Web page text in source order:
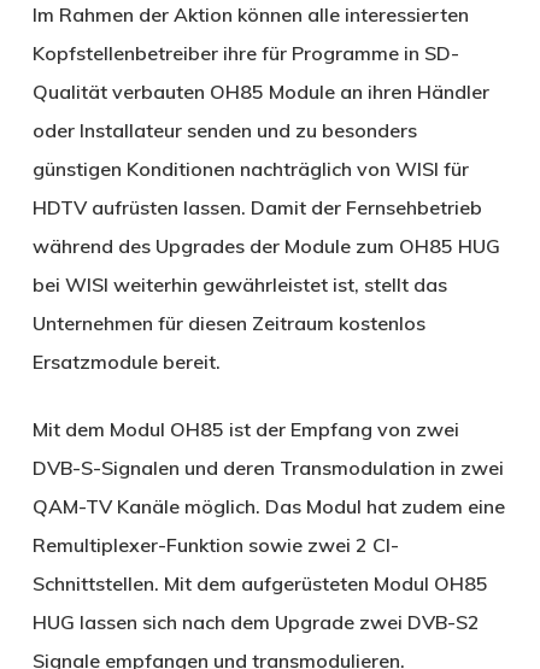
Im Rahmen der Aktion können alle interessierten
Kopfstellenbetreiber ihre für Programme in SD-
Qualität verbauten OH85 Module an ihren Händler
oder Installateur senden und zu besonders
günstigen Konditionen nachträglich von WISI für
HDTV aufrüsten lassen. Damit der Fernsehbetrieb
während des Upgrades der Module zum OH85 HUG
bei WISI weiterhin gewährleistet ist, stellt das
Unternehmen für diesen Zeitraum kostenlos
Ersatzmodule bereit.
Mit dem Modul OH85 ist der Empfang von zwei
DVB-S-Signalen und deren Transmodulation in zwei
QAM-TV Kanäle möglich. Das Modul hat zudem eine
Remultiplexer-Funktion sowie zwei 2 CI-
Schnittstellen. Mit dem aufgerüsteten Modul OH85
HUG lassen sich nach dem Upgrade zwei DVB-S2
Signale empfangen und transmodulieren.